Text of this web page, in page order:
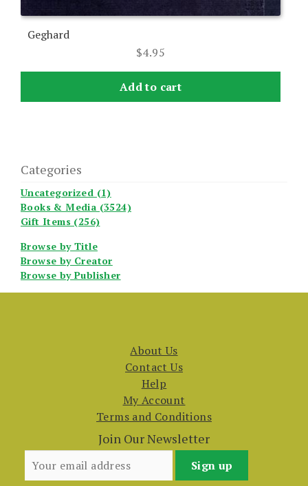
Geghard
$4.95
Add to cart
Categories
Uncategorized (1)
Books & Media (3524)
Gift Items (256)
Browse by Title
Browse by Creator
Browse by Publisher
About Us
Contact Us
Help
My Account
Terms and Conditions
Join Our Newsletter